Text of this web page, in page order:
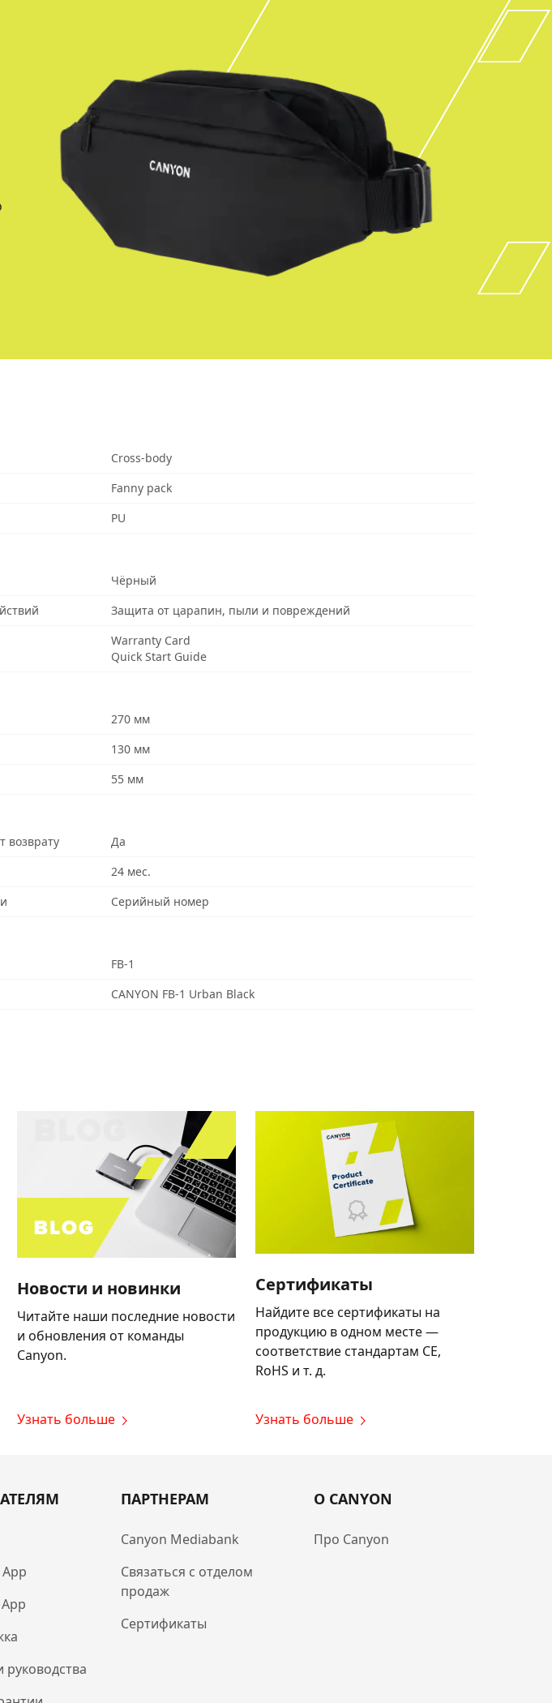
Cross-body
Fanny pack
PU
Чёрный
Защита от царапин, пыли и повреждений
Warranty Card
Quick Start Guide
270 мм
130 мм
55 мм
возврату
Да
24 мес.
Серийный номер
FB-1
CANYON FB-1 Urban Black
Новости и новинки
Читайте наши последние новости
и обновления от команды
Canyon.
Узнать больше
Сертификаты
Найдите все сертификаты на
продукцию в одном месте —
соответствие стандартам CE,
RoHS и т. д.
Узнать больше
ПАРТНЕРАМ
Canyon Mediabank
Связаться с отделом
продаж
Сертификаты
О CANYON
Про Canyon